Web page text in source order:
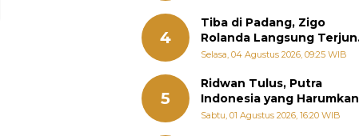
4
Tiba di Padang, Zigo
Rolanda Langsung Terjun
Bantu Warga Terdampak
Selasa, 04 Agustus 2026, 09:25 WIB
5
Ridwan Tulus, Putra
Indonesia yang Harumkan
Nama Bangsa hingga
Sabtu, 01 Agustus 2026, 16:20 WIB